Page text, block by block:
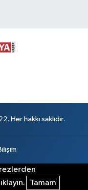
Her hakkı saklıdır.
Tamam